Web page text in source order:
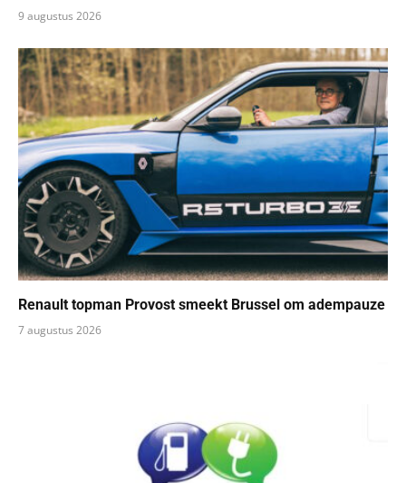
9 augustus 2026
Renault topman Provost smeekt Brussel om adempauze
7 augustus 2026